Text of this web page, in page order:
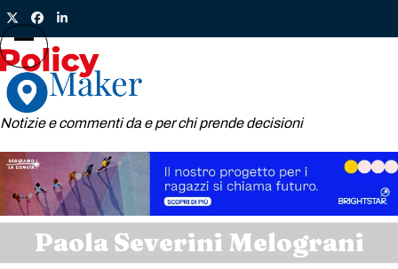
Skip
to
content
TwitterFacebook
LinkedIn
Notizie e commenti da e per chi prende decisioni
Open
mobile
menu
Close
mobile
menu
Paola Severini Melograni